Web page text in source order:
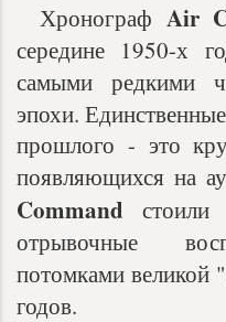
Хронограф Air
середине 1950-х
самыми редкими
эпохи.
прошлого - это
появляющихся на
Command стоили
отрывочные
потомками великой
годов.